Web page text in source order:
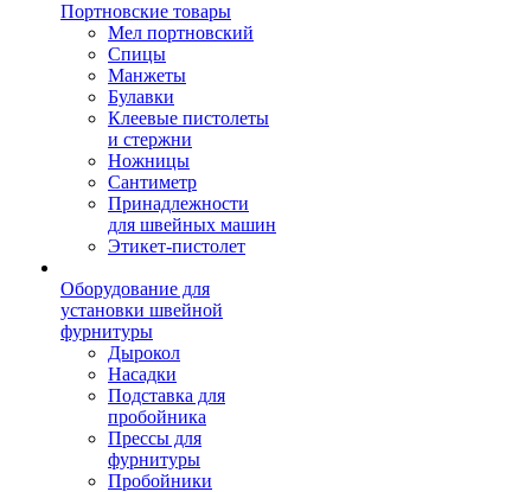
Портновские товары
Мел портновский
Спицы
Манжеты
Булавки
Клеевые пистолеты
и стержни
Ножницы
Сантиметр
Принадлежности
для швейных машин
Этикет-пистолет
Оборудование для
установки швейной
фурнитуры
Дырокол
Насадки
Подставка для
пробойника
Прессы для
фурнитуры
Пробойники